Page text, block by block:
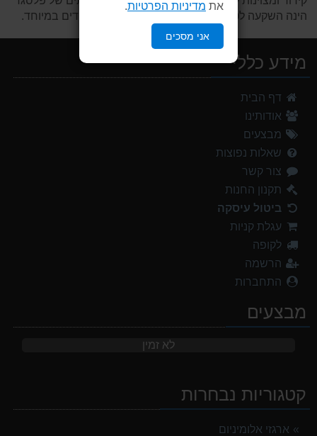
את מדיניות הפרטיות.
אני מסכים
הינה השקעה לטווח ארוך בזכות היותם חזקים ועמידים במיוחד.
מידע כללי
דף הבית
אודותינו
מבצעים
שאלות נפוצות
צור קשר
תקנון החנות
ביטול עיסקה
עגלת קניות
לקופה
הרשמה
התחברות
מבצעים
לא זמין
קטגוריות נבחרות
ארגזי אלומיניום